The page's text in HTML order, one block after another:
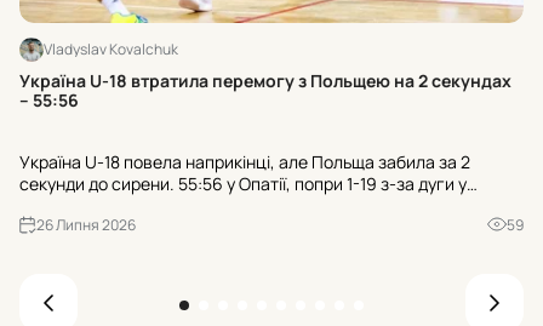
Vladyslav Kovalchuk
Україна U-18 втратила перемогу з Польщею на 2 секундах
– 55:56
Україна U-18 повела наприкінці, але Польща забила за 2
секунди до сирени. 55:56 у Опатії, попри 1-19 з-за дуги у
26 Липня 2026 59